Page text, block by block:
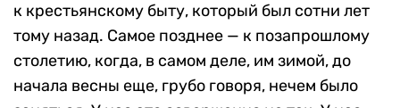
к крестьянскому быту, который был сотни лет
тому назад. Самое позднее — к позапрошлому
столетию, когда, в самом деле, им зимой, до
начала весны еще, грубо говоря, нечем было